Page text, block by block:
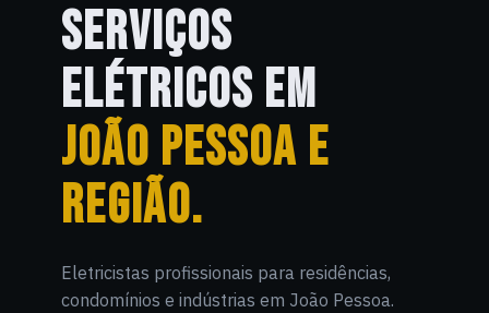
SERVIÇOS
ELÉTRICOS EM
JOÃO PESSOA E
REGIÃO.
Eletricistas profissionais para residências,
condomínios e indústrias em João Pessoa.